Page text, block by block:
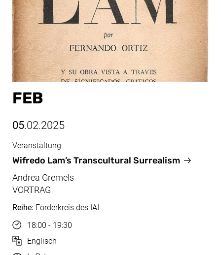
FEB
05.02.2025
Feb, 05.02.2025
Wifredo Lam’s Transcultural Surrealism
Veranstaltung
Andrea Gremels
VORTRAG
Reihe: Förderkreis des IAI
Uhrzeit
18:00 - 19:30
Sprache
Englisch